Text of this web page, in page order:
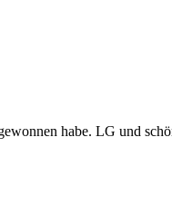
habe. LG und